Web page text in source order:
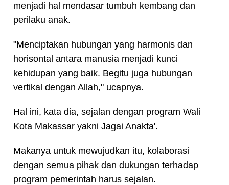
menjadi hal mendasar tumbuh kembang dan
perilaku anak.
"Menciptakan hubungan yang harmonis dan
horisontal antara manusia menjadi kunci
kehidupan yang baik. Begitu juga hubungan
vertikal dengan Allah," ucapnya.
Hal ini, kata dia, sejalan dengan program Wali
Kota Makassar yakni Jagai Anakta'.
Makanya untuk mewujudkan itu, kolaborasi
dengan semua pihak dan dukungan terhadap
program pemerintah harus sejalan.